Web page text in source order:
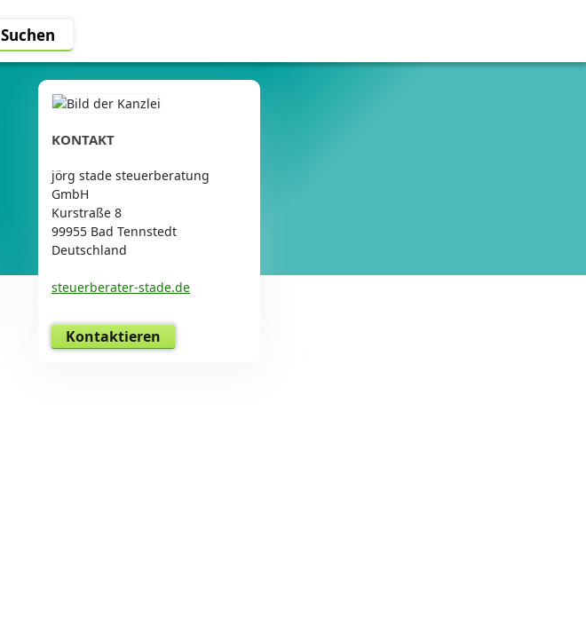
Suchen
KONTAKT
jörg stade steuerberatung
GmbH
Kurstraße 8
99955 Bad Tennstedt
Deutschland
steuerberater-stade.de
Kontaktieren